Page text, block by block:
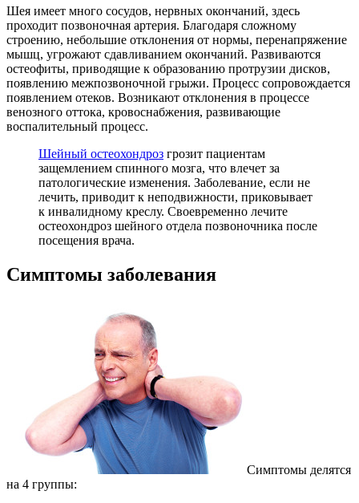
Шея имеет много сосудов, нервных окончаний, здесь
проходит позвоночная артерия. Благодаря сложному
строению, небольшие отклонения от нормы, перенапряжение
мышц, угрожают сдавливанием окончаний. Развиваются
остеофиты, приводящие к образованию протрузии дисков,
появлению межпозвоночной грыжи. Процесс сопровождается
появлением отеков. Возникают отклонения в процессе
венозного оттока, кровоснабжения, развивающие
воспалительный процесс.
Шейный остеохондроз грозит пациентам
защемлением спинного мозга, что влечет за
патологические изменения. Заболевание, если не
лечить, приводит к неподвижности, приковывает
к инвалидному креслу. Своевременно лечите
остеохондроз шейного отдела позвоночника после
посещения врача.
Симптомы заболевания
Симптомы делятся
на 4 группы: